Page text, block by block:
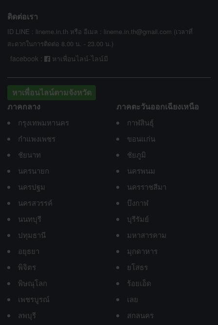
ติดต่อเรา
ID LINE : lineme.in.th หรือ อีเมล : lineme.in.th@gmail.com (เวลาที่
สะดวกในการติดต่อ 8.00 น. - 23.00 น.)
facebook : หาเพื่อนไลน์-ไลน์มี
หาเพื่อนไลน์ตามจังหวัด
ภาคกลาง
กรุงเทพมหานคร
กำแพงเพชร
ชัยนาท
นครนายก
นครปฐม
นครสวรรค์
นนทบุรี
ปทุมธานี
อยุธยา
พิจิตร
พิษณุโลก
เพชรบูรณ์
ลพบุรี
ภาคตะวันออกเฉียงเหนือ
กาฬสินธุ์
ขอนแก่น
ชัยภูมิ
นครพนม
นครราชสีมา
บึงกาฬ
บุรีรัมย์
มหาสารคาม
มุกดาหาร
ยโสธร
ร้อยเอ็ด
เลย
สกลนคร